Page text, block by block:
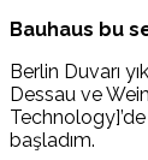
Bauhaus bu
Berlin Duvarı
Dessau ve
başladım.